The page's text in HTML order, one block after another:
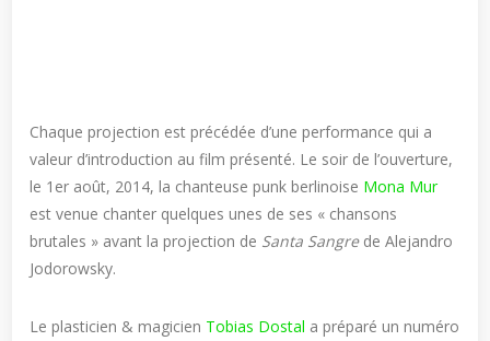
Chaque projection est précédée d’une performance qui a
valeur d’introduction au film présenté. Le soir de l’ouverture,
le 1er août, 2014, la chanteuse punk berlinoise Mona Mur
est venue chanter quelques unes de ses « chansons
brutales » avant la projection de Santa Sangrede Alejandro
Jodorowsky.
Le plasticien & magicien Tobias Dostal a préparé un numéro